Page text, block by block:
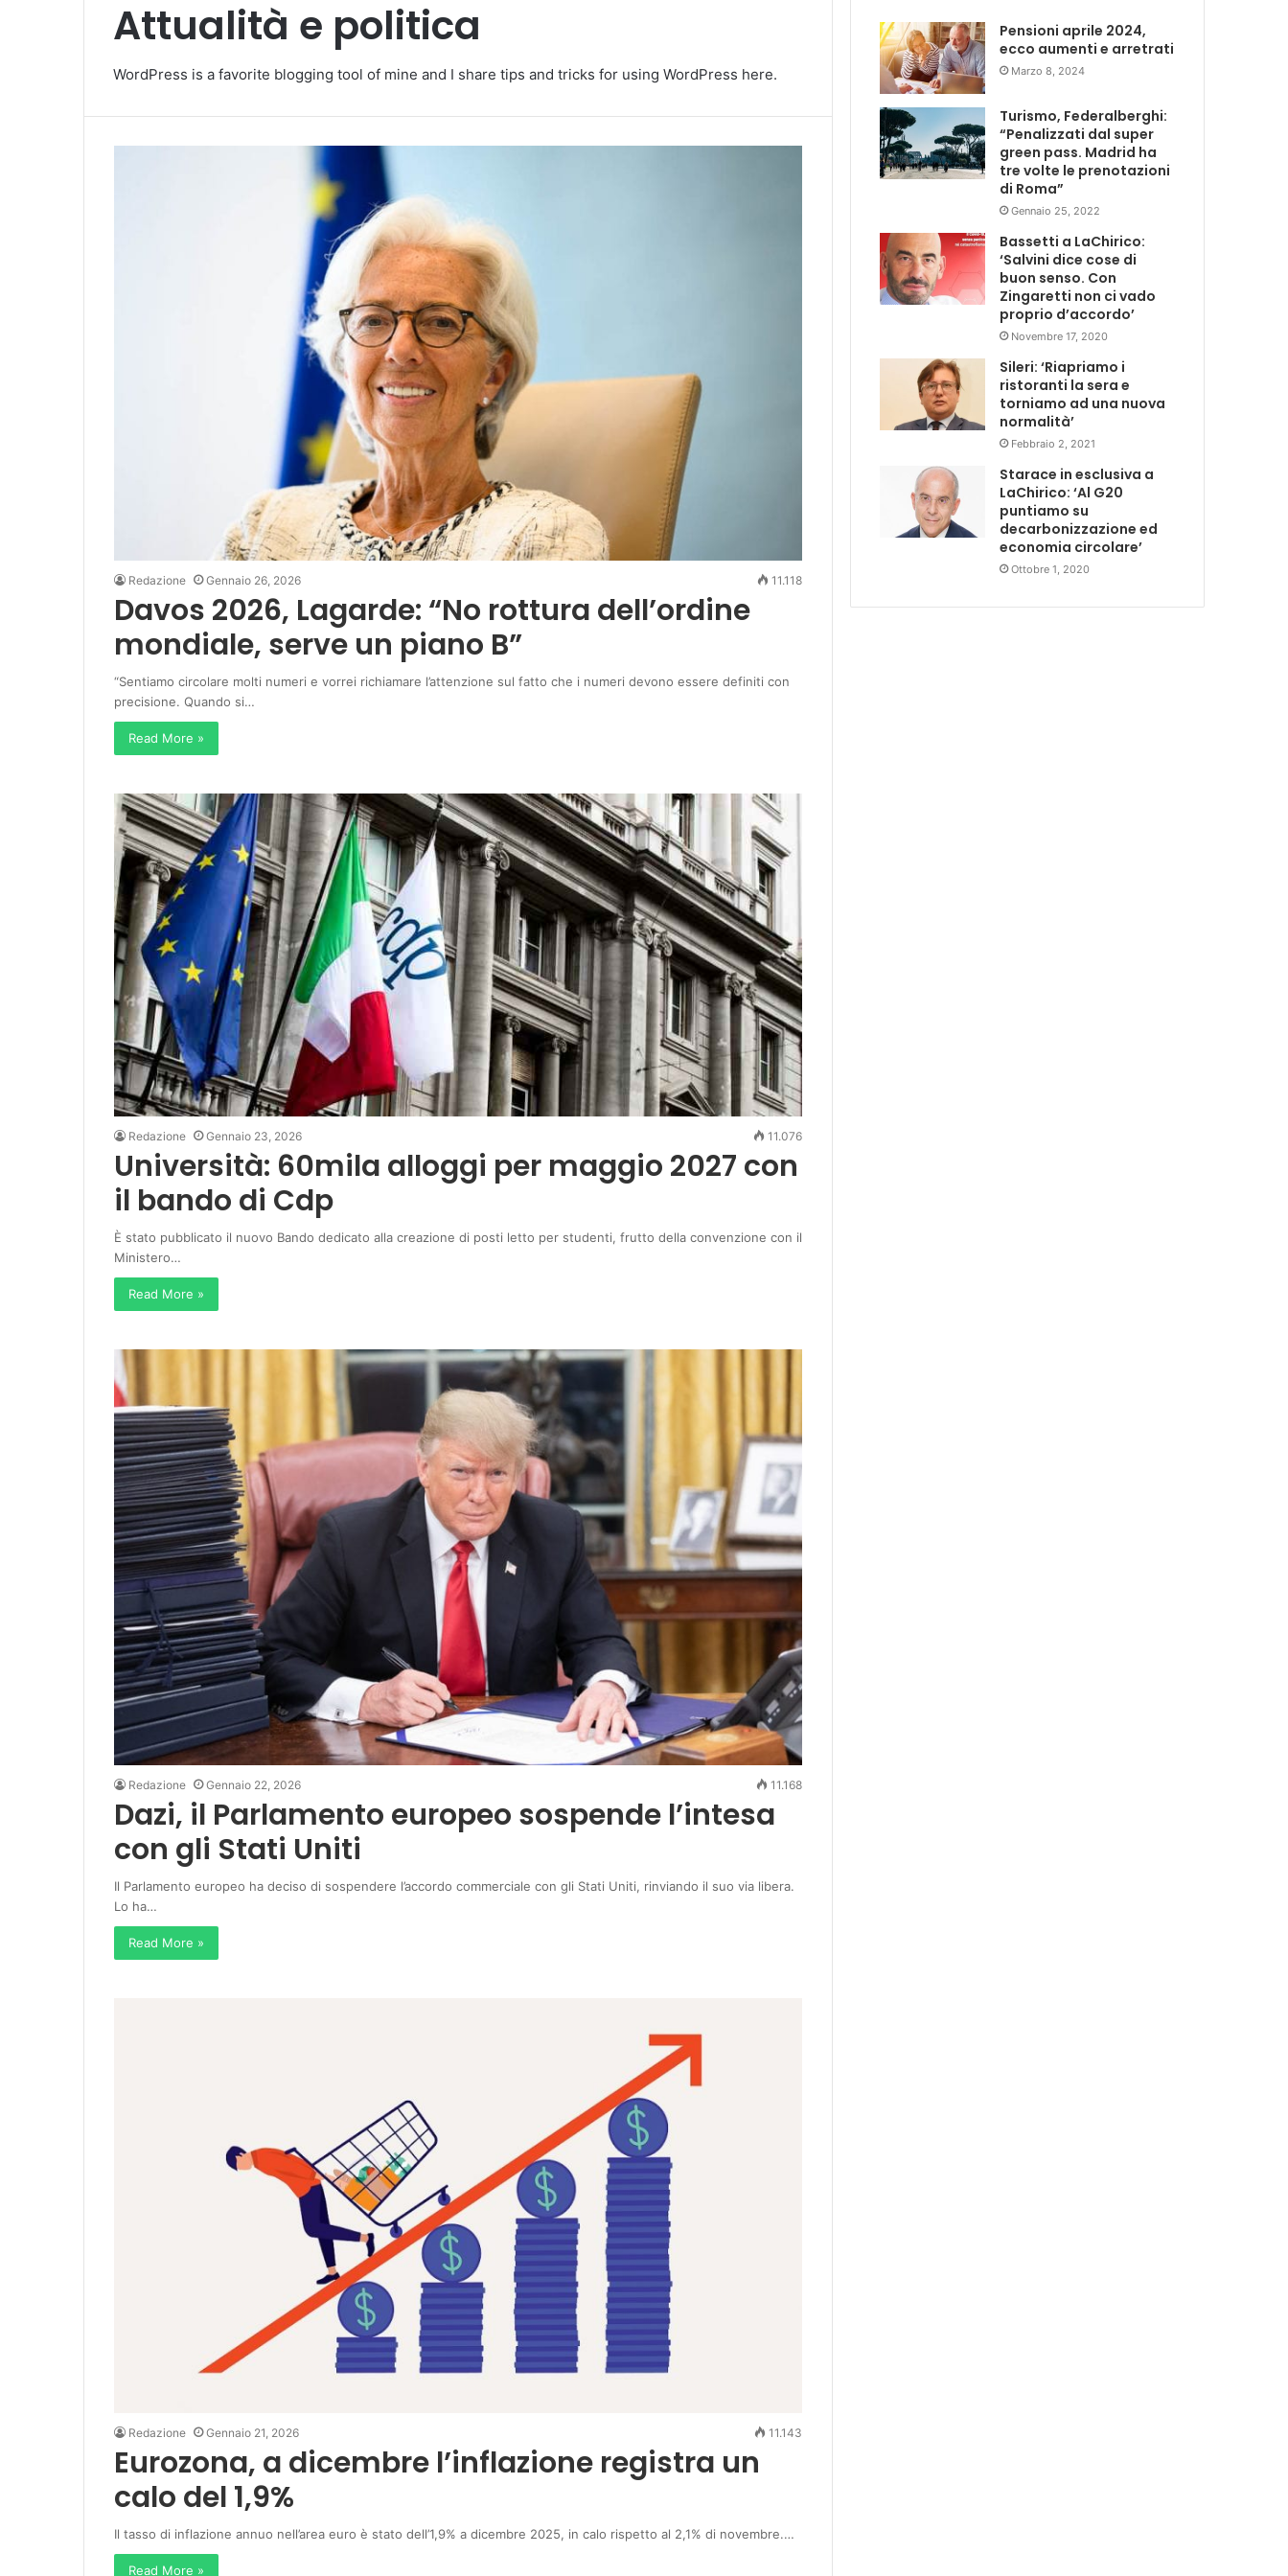
Attualità e politica
WordPress is a favorite blogging tool of mine and I share tips and tricks for using WordPress here.
Redazione Gennaio 26, 2026 11.118
Davos 2026, Lagarde: “No rottura dell’ordine
mondiale, serve un piano B”
“Sentiamo circolare molti numeri e vorrei richiamare l’attenzione sul fatto che i numeri devono essere definiti con
precisione. Quando si…
Read More »
Redazione Gennaio 23, 2026 11.076
Università: 60mila alloggi per maggio 2027 con
il bando di Cdp
È stato pubblicato il nuovo Bando dedicato alla creazione di posti letto per studenti, frutto della convenzione con il
Ministero…
Read More »
Redazione Gennaio 22, 2026 11.168
Dazi, il Parlamento europeo sospende l’intesa
con gli Stati Uniti
Il Parlamento europeo ha deciso di sospendere l’accordo commerciale con gli Stati Uniti, rinviando il suo via libera.
Lo ha…
Read More »
Redazione Gennaio 21, 2026 11.143
Eurozona, a dicembre l’inflazione registra un
calo del 1,9%
Il tasso di inflazione annuo nell’area euro è stato dell’1,9% a dicembre 2025, in calo rispetto al 2,1% di novembre.…
Read More »
Pensioni aprile 2024,
ecco aumenti e arretrati
Marzo 8, 2024
Turismo, Federalberghi:
“Penalizzati dal super
green pass. Madrid ha
tre volte le prenotazioni
di Roma”
Gennaio 25, 2022
Bassetti a LaChirico:
‘Salvini dice cose di
buon senso. Con
Zingaretti non ci vado
proprio d’accordo’
Novembre 17, 2020
Sileri: ‘Riapriamo i
ristoranti la sera e
torniamo ad una nuova
normalità’
Febbraio 2, 2021
Starace in esclusiva a
LaChirico: ‘Al G20
puntiamo su
decarbonizzazione ed
economia circolare’
Ottobre 1, 2020